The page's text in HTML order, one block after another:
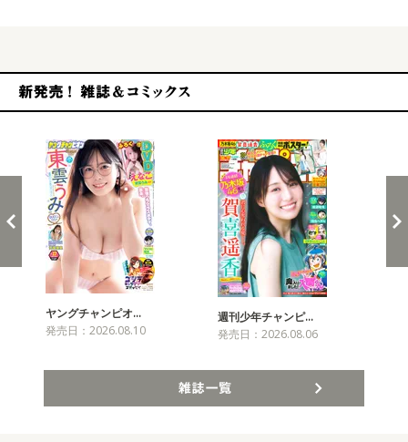
ヤングチャンピオ…
発売日：2026.08.10
週刊少年チャンピ…
発売日：2026.08.06